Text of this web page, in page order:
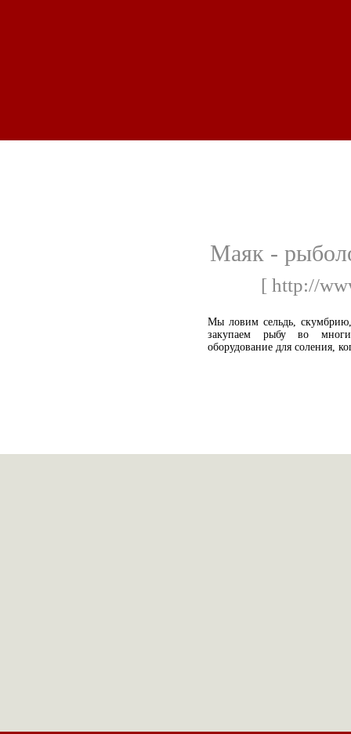
Маяк -
[ http://
Мы ловим сельдь,
закупаем рыбу во
оборудование для соления,